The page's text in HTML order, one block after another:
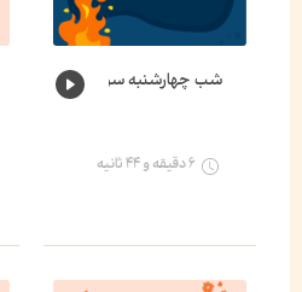
شب چهارشنبه سوری
۶ دقیقه و ۴۴ ثانیه